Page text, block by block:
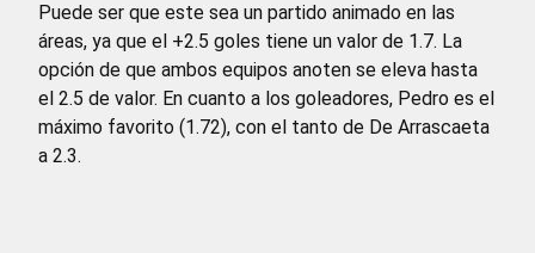
Puede ser que este sea un partido animado en las
áreas, ya que el +2.5 goles tiene un valor de 1.7. La
opción de que ambos equipos anoten se eleva hasta
el 2.5 de valor. En cuanto a los goleadores, Pedro es el
máximo favorito (1.72), con el tanto de De Arrascaeta
a 2.3.